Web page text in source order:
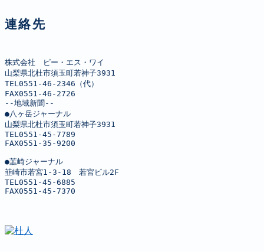
連絡先
株式会社　ピー・エス・ワイ
山梨県北杜市須玉町若神子3931
TEL0551-46-2346（代）
FAX0551-46-2726
--地域新聞--
●八ヶ岳ジャーナル
山梨県北杜市須玉町若神子3931
TEL0551-45-7789
FAX0551-35-9200
●韮崎ジャーナル
韮崎市若宮1-3-18　若宮ビル2F
TEL0551-45-6885
FAX0551-45-7370